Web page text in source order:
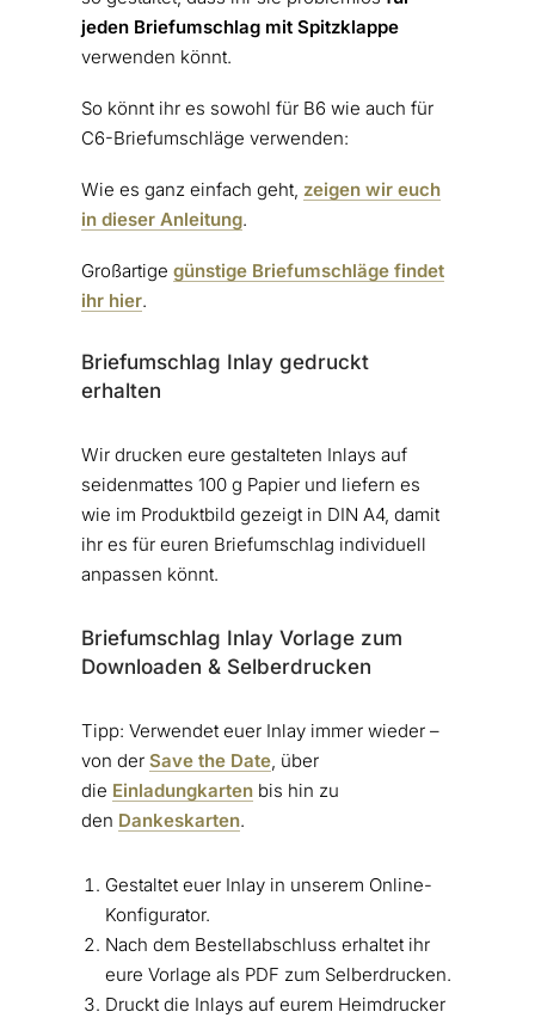
jeden Briefumschlag mit Spitzklappe
verwenden könnt.
So könnt ihr es sowohl für B6 wie auch für
C6-Briefumschläge verwenden:
Wie es ganz einfach geht, zeigen wir euch
in dieser Anleitung.
Großartige günstige Briefumschläge findet
ihr hier.
Briefumschlag Inlay gedruckt
erhalten
Wir drucken eure gestalteten Inlays auf
seidenmattes 100 g Papier und liefern es
wie im Produktbild gezeigt in DIN A4, damit
ihr es für euren Briefumschlag individuell
anpassen könnt.
Briefumschlag Inlay Vorlage zum
Downloaden & Selberdrucken
Tipp: Verwendet euer Inlay immer wieder –
von der Save the Date, über
die Einladungkartenbis hin zu
den Dankeskarten.
Gestaltet euer Inlay in unserem Online-
Konfigurator.
Nach dem Bestellabschluss erhaltet ihr
eure Vorlage als PDF zum Selberdrucken.
Druckt die Inlays auf eurem Heimdrucker